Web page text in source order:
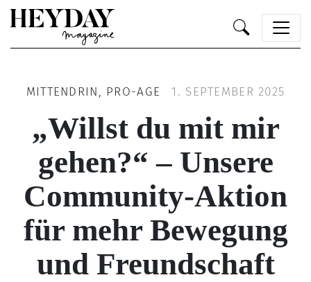
MITTENDRIN, PRO-AGE 1. SEPTEMBER 2025
„Willst du mit mir
gehen?“ – Unsere
Community-Aktion
für mehr Bewegung
und Freundschaft